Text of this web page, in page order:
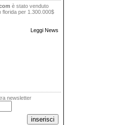
è stato venduto
florida per 1.300.000$
Leggi News
newsletter